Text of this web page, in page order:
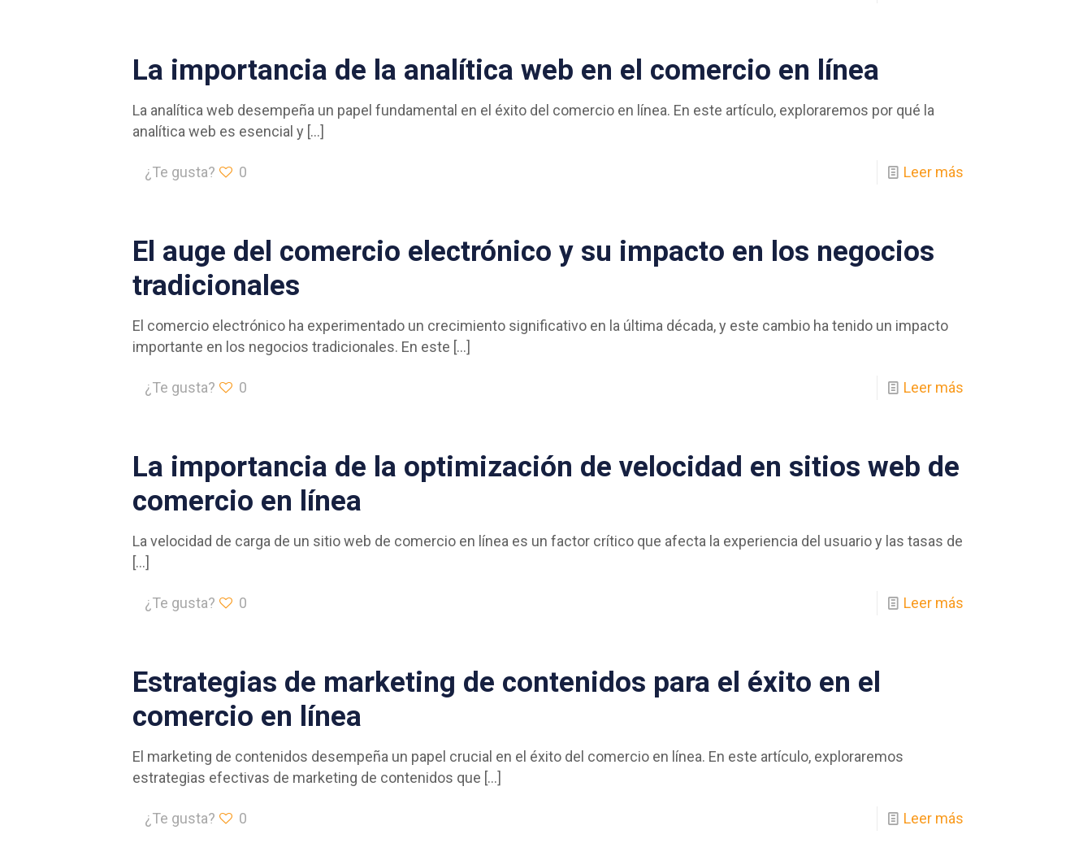
La importancia de la analítica web en el comercio en línea
La analítica web desempeña un papel fundamental en el éxito del comercio en línea. En este artículo, exploraremos por qué la
analítica web es esencial y […]
¿Te gusta? 0 Leer más
El auge del comercio electrónico y su impacto en los negocios
tradicionales
El comercio electrónico ha experimentado un crecimiento significativo en la última década, y este cambio ha tenido un impacto
importante en los negocios tradicionales. En este […]
¿Te gusta? 0 Leer más
La importancia de la optimización de velocidad en sitios web de
comercio en línea
La velocidad de carga de un sitio web de comercio en línea es un factor crítico que afecta la experiencia del usuario y las tasas de
[…]
¿Te gusta? 0 Leer más
Estrategias de marketing de contenidos para el éxito en el
comercio en línea
El marketing de contenidos desempeña un papel crucial en el éxito del comercio en línea. En este artículo, exploraremos
estrategias efectivas de marketing de contenidos que […]
¿Te gusta? 0 Leer más